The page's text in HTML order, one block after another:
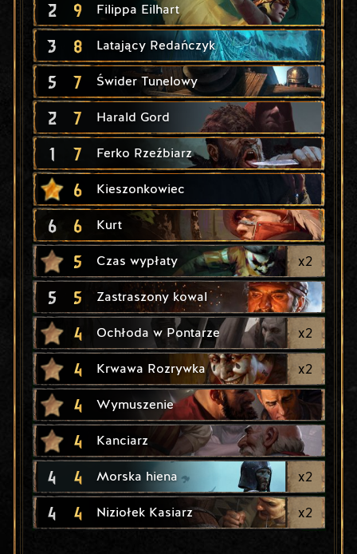
2 9 Filippa Eilhart
3 8 Latający Redańczyk
5 7 Świder Tunelowy
2 7 Harald Gord
1 7 Ferko Rzeźbiarz
6 Kieszonkowiec
6 6 Kurt
5 Czas wypłaty x2
5 5 Zastraszony kowal
4 Ochłoda w Pontarze x2
4 Krwawa Rozrywka x2
4 Wymuszenie
4 Kanciarz
4 4 Morska hiena x2
4 4 Niziołek Kasiarz x2